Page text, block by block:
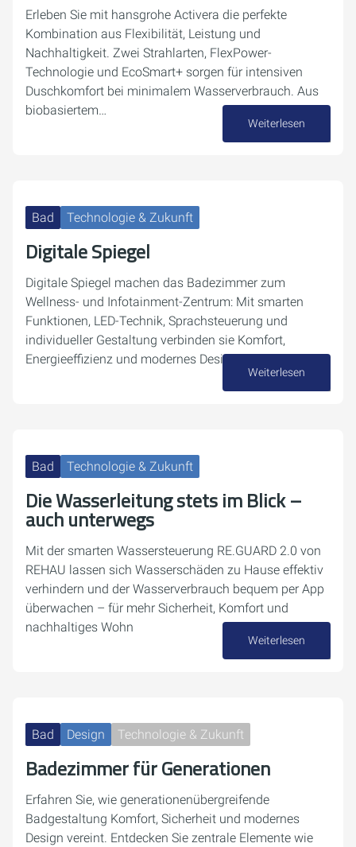
Erleben Sie mit hansgrohe Activera die perfekte
Kombination aus Flexibilität, Leistung und
Nachhaltigkeit. Zwei Strahlarten, FlexPower-
Technologie und EcoSmart+ sorgen für intensiven
Duschkomfort bei minimalem Wasserverbrauch. Aus
biobasiertem…
Weiterlesen
Bad Technologie & Zukunft
Digitale Spiegel
Digitale Spiegel machen das Badezimmer zum
Wellness- und Infotainment-Zentrum: Mit smarten
Funktionen, LED-Technik, Sprachsteuerung und
individueller Gestaltung verbinden sie Komfort,
Energieeffizienz und modernes Design.
Weiterlesen
Bad Technologie & Zukunft
Die Wasserleitung stets im Blick –
auch unterwegs
Mit der smarten Wassersteuerung RE.GUARD 2.0 von
REHAU lassen sich Wasserschäden zu Hause effektiv
verhindern und der Wasserverbrauch bequem per App
überwachen – für mehr Sicherheit, Komfort und
nachhaltiges Wohn
Weiterlesen
Bad Design Technologie & Zukunft
Badezimmer für Generationen
Erfahren Sie, wie generationenübergreifende
Badgestaltung Komfort, Sicherheit und modernes
Design vereint. Entdecken Sie zentrale Elemente wie